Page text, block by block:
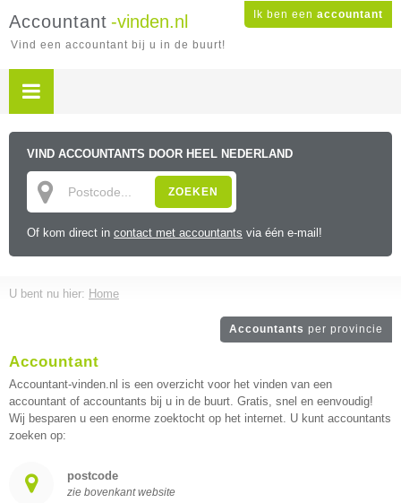
Ik ben een accountant
Accountant -vinden.nl
Vind een accountant bij u in de buurt!
VIND ACCOUNTANTS DOOR HEEL NEDERLAND
ZOEKEN
Of kom direct in contact met accountants via één e-mail!
U bent nu hier: Home
Accountants per provincie
Accountant
Accountant-vinden.nl is een overzicht voor het vinden van een
accountant of accountants bij u in de buurt. Gratis, snel en eenvoudig!
Wij besparen u een enorme zoektocht op het internet. U kunt accountants
zoeken op:
postcode
zie bovenkant website